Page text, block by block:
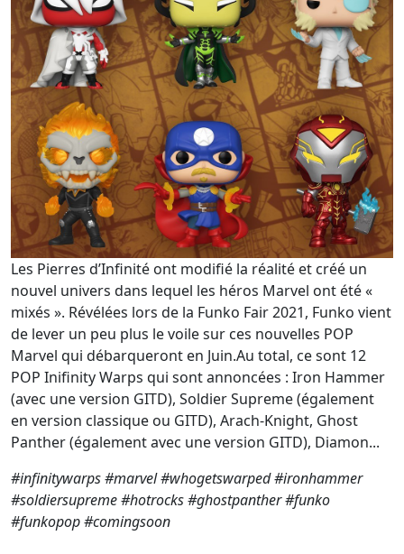
Les Pierres d’Infinité ont modifié la réalité et créé un
nouvel univers dans lequel les héros Marvel ont été «
mixés ». Révélées lors de la Funko Fair 2021, Funko vient
de lever un peu plus le voile sur ces nouvelles POP
Marvel qui débarqueront en Juin.Au total, ce sont 12
POP Inifinity Warps qui sont annoncées : Iron Hammer
(avec une version GITD), Soldier Supreme (également
en version classique ou GITD), Arach-Knight, Ghost
Panther (également avec une version GITD), Diamon...
#infinitywarps #marvel #whogetswarped #ironhammer
#soldiersupreme #hotrocks #ghostpanther #funko
#funkopop #comingsoon